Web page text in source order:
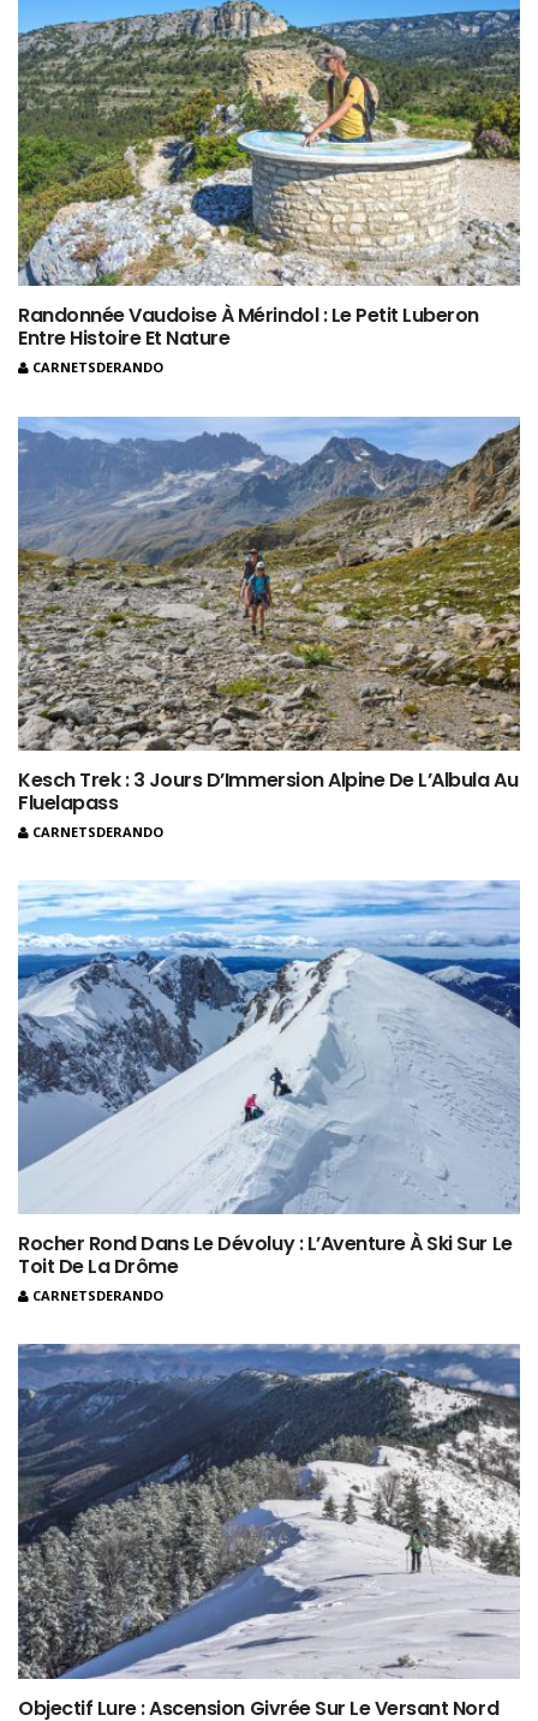
Randonnée Vaudoise À Mérindol : Le Petit Luberon
Entre Histoire Et Nature
CARNETSDERANDO
Kesch Trek : 3 Jours D’Immersion Alpine De L’Albula Au
Fluelapass
CARNETSDERANDO
Rocher Rond Dans Le Dévoluy : L’Aventure À Ski Sur Le
Toit De La Drôme
CARNETSDERANDO
Objectif Lure : Ascension Givrée Sur Le Versant Nord